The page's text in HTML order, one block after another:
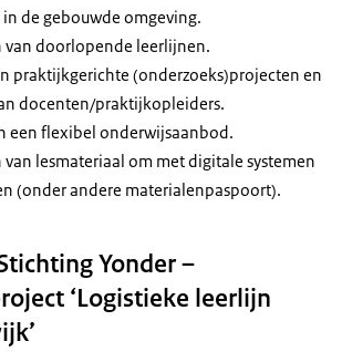
de gebouwde omgeving.
van doorlopende leerlijnen.
praktijkgerichte (onderzoeks)projecten en
docenten/praktijkopleiders.
een flexibel onderwijsaanbod.
lesmateriaal om met digitale systemen
(onder andere materialenpaspoort).
Yonder –
‘Logistieke leerlijn